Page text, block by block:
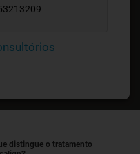
distingue o tratamento